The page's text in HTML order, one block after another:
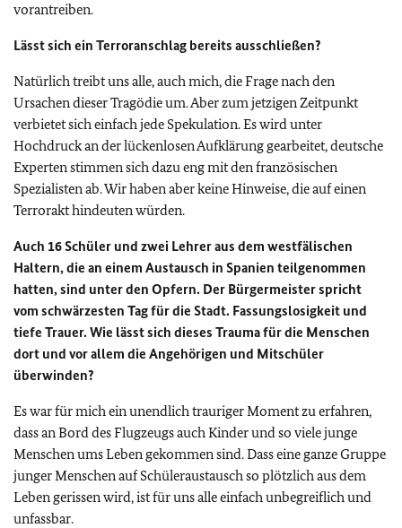
vorantreiben.
Lässt sich ein Terroranschlag bereits ausschließen?
Natürlich treibt uns alle, auch mich, die Frage nach den
Ursachen dieser Tragödie um. Aber zum jetzigen Zeitpunkt
verbietet sich einfach jede Spekulation. Es wird unter
Hochdruck an der lückenlosen Aufklärung gearbeitet, deutsche
Experten stimmen sich dazu eng mit den französischen
Spezialisten ab. Wir haben aber keine Hinweise, die auf einen
Terrorakt hindeuten würden.
Auch 16 Schüler und zwei Lehrer aus dem westfälischen
Haltern, die an einem Austausch in Spanien teilgenommen
hatten, sind unter den Opfern. Der Bürgermeister spricht
vom schwärzesten Tag für die Stadt. Fassungslosigkeit und
tiefe Trauer. Wie lässt sich dieses Trauma für die Menschen
dort und vor allem die Angehörigen und Mitschüler
überwinden?
Es war für mich ein unendlich trauriger Moment zu erfahren,
dass an Bord des Flugzeugs auch Kinder und so viele junge
Menschen ums Leben gekommen sind. Dass eine ganze Gruppe
junger Menschen auf Schüleraustausch so plötzlich aus dem
Leben gerissen wird, ist für uns alle einfach unbegreiflich und
unfassbar.